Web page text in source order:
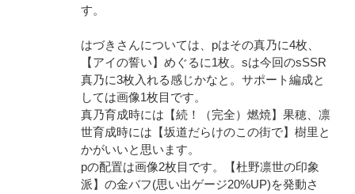
す。
はづきさんについては、pはその真乃に4枚、
【アイの誓い】めぐるに1枚。sは今回のsSSR
真乃に3枚入れる感じかなと。サポート編成と
しては画像1枚目です。
真乃育成時には【続！（完全）燃焼】果穂、凛
世育成時には【坂道だらけのこの街で】樹里と
かがいいと思います。
pの配置は画像2枚目です。【杜野凛世の印象
派】の金バフ(思い出ゲージ20%UP)を発動さ